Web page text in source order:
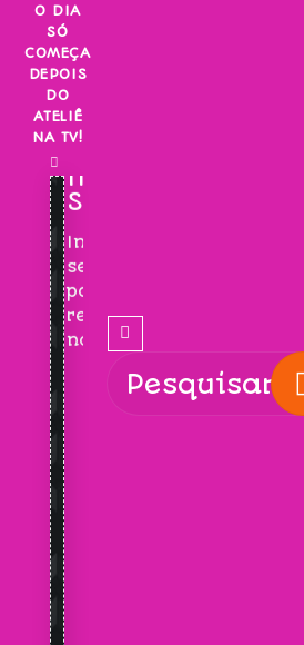
Skip
content
O DIA
SÓ
COMEÇA
DEPOIS
DO
ATELIÊ
NA TV!
INSCREVA-
SE!
Inscreva-
se
para
receber
novidades!